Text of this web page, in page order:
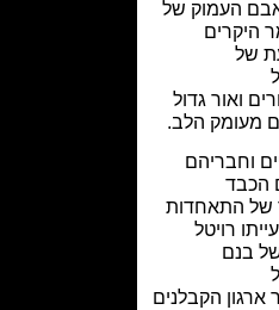
של
גדול
הלב.